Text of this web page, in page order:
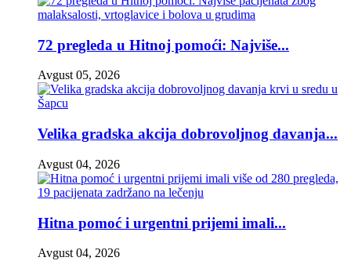
72 pregleda u Hitnoj pomoći: Najviše...
Avgust 05, 2026
Velika gradska akcija dobrovoljnog davanja...
Avgust 04, 2026
Hitna pomoć i urgentni prijemi imali...
Avgust 04, 2026